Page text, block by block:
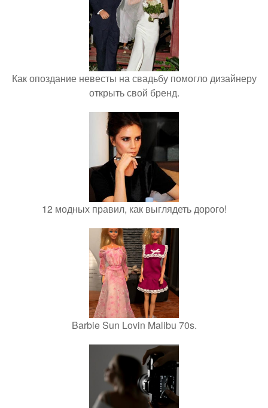
Как опоздание невесты на свадьбу помогло дизайнеру
открыть свой бренд.
12 модных правил, как выглядеть дорого!
Barbie Sun Lovin Malibu 70s.